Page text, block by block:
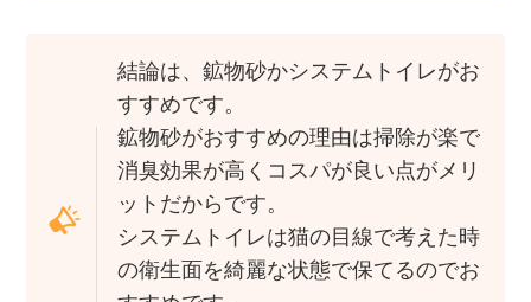
結論は、鉱物砂かシステムトイレがお
すすめです。
鉱物砂がおすすめの理由は掃除が楽で
消臭効果が高くコスパが良い点がメリ
ットだからです。
システムトイレは猫の目線で考えた時
の衛生面を綺麗な状態で保てるのでお